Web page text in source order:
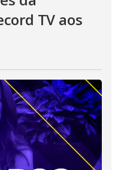
TV aos